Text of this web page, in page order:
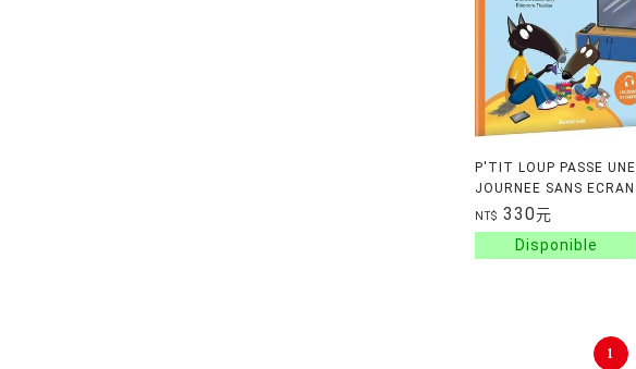
P'TIT LOUP PASSE UNE
JOURNEE SANS ECRAN
NT$ 330元
1